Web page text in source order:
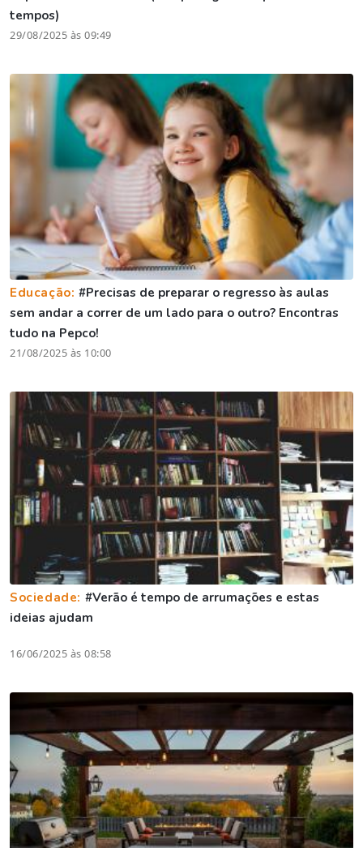
tempos)
29/08/2025 às 09:49
Educação:#Precisas de preparar o regresso às aulas
sem andar a correr de um lado para o outro? Encontras
tudo na Pepco!
21/08/2025 às 10:00
Sociedade: #Verão é tempo de arrumações e estas
ideias ajudam
16/06/2025 às 08:58